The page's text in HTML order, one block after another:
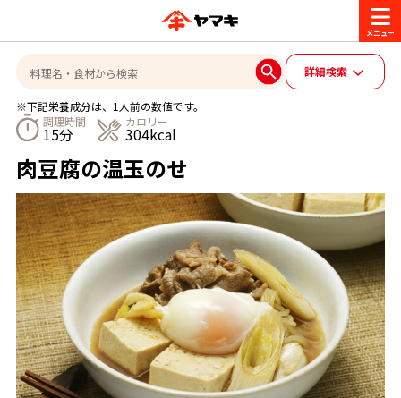
商品情報
ブランド一覧
ヤマキ『めんつゆ』 ヤマキ 割烹白だし
レシピ
おいしいレシピを探す
おいしいレシピトップ
主食レシピ
主菜レシピ
かつお節・だしを楽しむ
かつお節・だしを知る
だしの取り方
かつお節の削り方
CM・キャンペーン
CM
キャンペーン一覧
企業・採用情報
企業情報
お問い合わせ
詳細検索
※下記栄養成分は、1人前の数値です。
調理時間
15分
カロリー
304kcal
肉豆腐の温玉のせ